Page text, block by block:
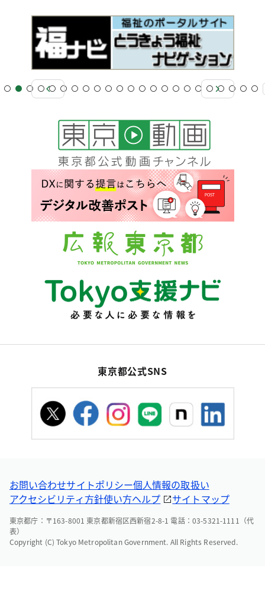
東京都公式SNS
お問い合わせサイトポリシー個人情報の取扱い
アクセシビリティ方針使い方ヘルプ サイトマップ
東京都庁：〒163-8001 東京都新宿区西新宿2-8-1 電話：03-5321-1111（代
表）
Copyright (C) Tokyo Metropolitan Government. All Rights Reserved.